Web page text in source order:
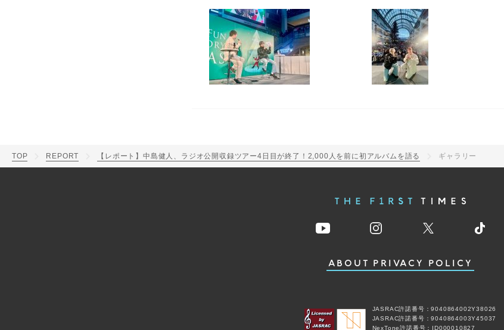
TOP REPORT 【レポート】中島健人、ラジオ公開収録ツアー4日目が終了！2,000人を前に初アルバムを語る ギャラリー
ABOUT PRIVACY POLICY
JASRAC許諾番号：9040864002Y38026
JASRAC許諾番号：9040864003Y45037
NexTone許諾番号：ID000010827